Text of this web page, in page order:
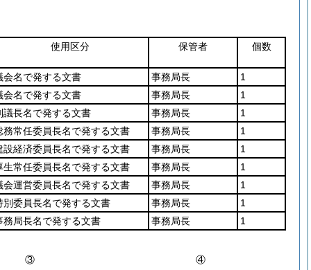
使用区分 保管者 個数
会名で発する文書 事務局長
1
会名で発する文書
事務局長
1
議長名で発する文書
事務局長
1
務常任委員長名で発する文書
事務局長
1
設経済委員長名で発する文書
事務局長
1
生常任委員長名で発する文書
事務局長
1
会運営委員長名で発する文書
事務局長
1
別委員長名で発する文書
事務局長
1
務局長名で発する文書
事務局長 1
③ ④